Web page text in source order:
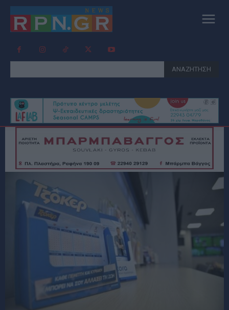
ΑΝΑΖΗΤΗΣΗ